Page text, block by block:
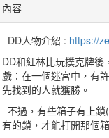
內容
DD人物介紹 : https://
DD和紅林比玩撲克牌
戲：在一個迷宮中，有
先找到的人就獲勝。
不過，有些箱子有上
有的鎖，才能打開那個